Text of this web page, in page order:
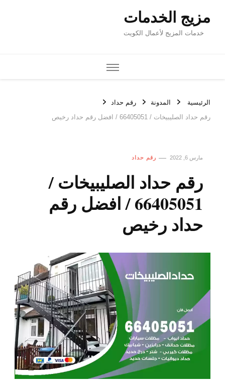
مزيج الخدمات
خدمات المزيج لأعمال الكويت
الرئيسية المدونة
رقم حداد
رقم حداد الصليبيخات / 66405051 / افضل رقم حداد رخيص
مارس 6, 2022 رقم حداد
رقم حداد الصليبيخات /
66405051 / افضل رقم
حداد رخيص